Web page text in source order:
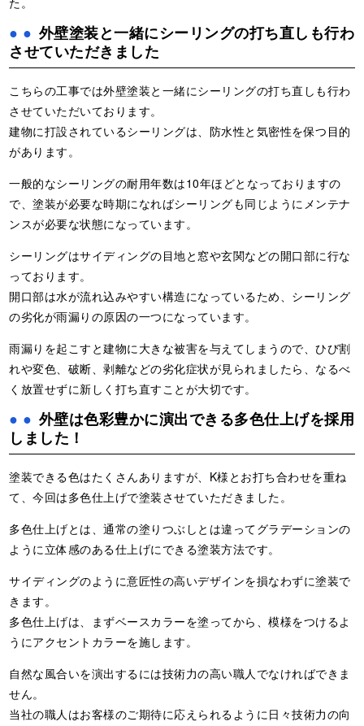
外壁塗装と一緒にシーリングの打ち直しも行わ
させていただきました
こちらの工事では外壁塗装と一緒にシーリングの打ち直しも行わ
させていただいております。
建物に打設されているシーリングは、防水性と気密性を保つ目的
があります。
一般的なシーリングの耐用年数は10年ほどとなっておりますの
で、塗装が必要な時期になればシーリングも同じようにメンテナ
ンスが必要な状態になっています。
シーリングはサイディングの目地と窓や玄関などの開口部に行な
っております。
開口部は水が流れ込みやすい構造になっているため、シーリング
の劣化が雨漏りの原因の一つになっています。
雨漏りを起こすと建物に大きな被害を与えてしまうので、ひび割
れや変色、破断、剥離などの劣化症状が見られましたら、なるべ
く放置せずに新しく打ち直すことが大切です。
外壁は色彩豊かに演出できる多色仕上げを採用
しました！
塗装できる色はたくさんありますが、K様とお打ち合わせを重ね
て、今回は多色仕上げで塗装させていただきました。
多色仕上げとは、通常の塗りつぶしとは違ってグラデーションの
ように立体感のある仕上げにできる塗装方法です。
サイディングのように意匠性の高いデザインを損なわずに塗装で
きます。
多色仕上げは、まずベースカラーを塗ってから、模様をつけるよ
うにアクセントカラーを施します。
自然な風合いを演出するには技術力の高い職人でなければできま
せん。
当社の職人はお客様のご期待に応えられるように日々技術力の向